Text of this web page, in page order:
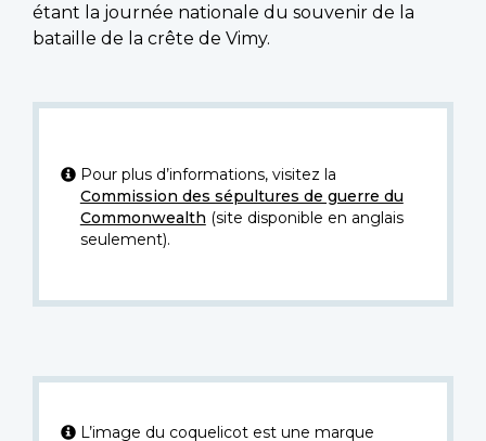
étant la journée nationale du souvenir de la
bataille de la crête de Vimy.
Pour plus d’informations, visitez la
Commission des sépultures de guerre du
Commonwealth (site disponible en anglais
seulement).
L’image du coquelicot est une marque